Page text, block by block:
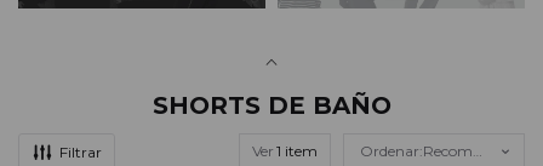
SHORTS DE BAÑO
Ver Recomendados